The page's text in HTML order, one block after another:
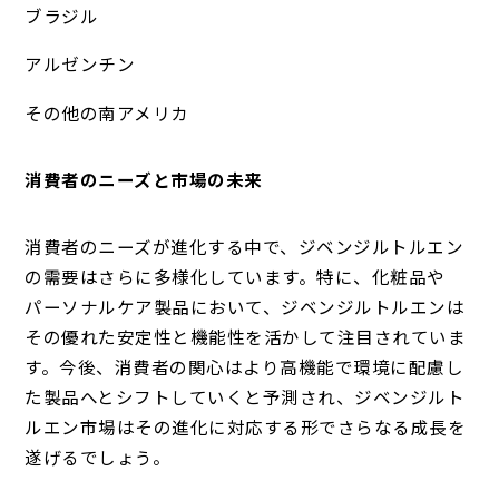
ブラジル
アルゼンチン
その他の南アメリカ
消費者のニーズと市場の未来
消費者のニーズが進化する中で、ジベンジルトルエン
の需要はさらに多様化しています。特に、化粧品や
パーソナルケア製品において、ジベンジルトルエンは
その優れた安定性と機能性を活かして注目されていま
す。今後、消費者の関心はより高機能で環境に配慮し
た製品へとシフトしていくと予測され、ジベンジルト
ルエン市場はその進化に対応する形でさらなる成長を
遂げるでしょう。